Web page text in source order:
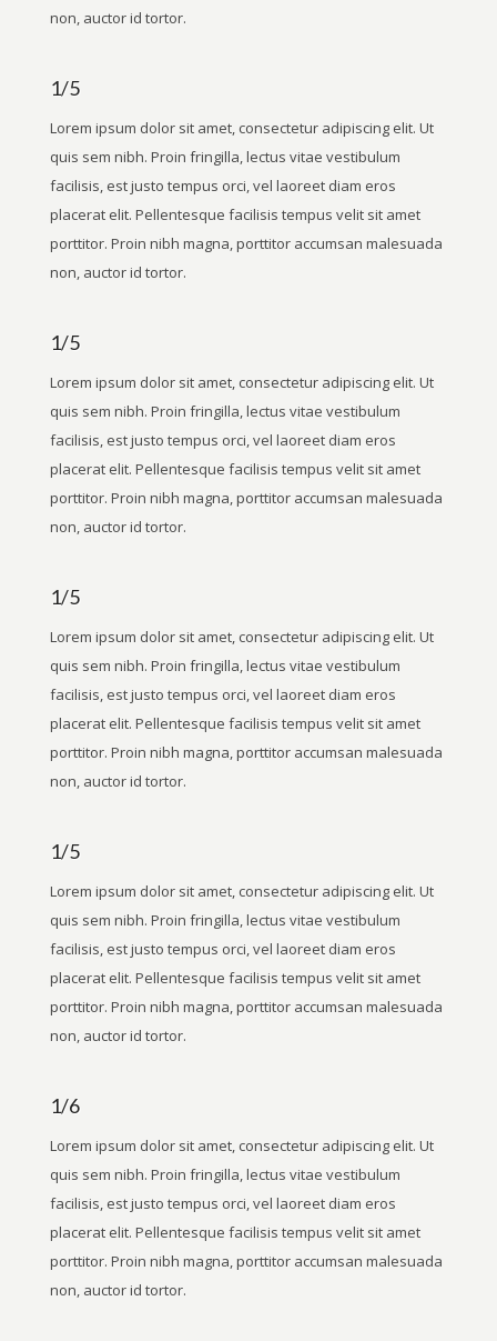
non, auctor id tortor.
1/5
Lorem ipsum dolor sit amet, consectetur adipiscing elit. Ut
quis sem nibh. Proin fringilla, lectus vitae vestibulum
facilisis, est justo tempus orci, vel laoreet diam eros
placerat elit. Pellentesque facilisis tempus velit sit amet
porttitor. Proin nibh magna, porttitor accumsan malesuada
non, auctor id tortor.
1/5
Lorem ipsum dolor sit amet, consectetur adipiscing elit. Ut
quis sem nibh. Proin fringilla, lectus vitae vestibulum
facilisis, est justo tempus orci, vel laoreet diam eros
placerat elit. Pellentesque facilisis tempus velit sit amet
porttitor. Proin nibh magna, porttitor accumsan malesuada
non, auctor id tortor.
1/5
Lorem ipsum dolor sit amet, consectetur adipiscing elit. Ut
quis sem nibh. Proin fringilla, lectus vitae vestibulum
facilisis, est justo tempus orci, vel laoreet diam eros
placerat elit. Pellentesque facilisis tempus velit sit amet
porttitor. Proin nibh magna, porttitor accumsan malesuada
non, auctor id tortor.
1/5
Lorem ipsum dolor sit amet, consectetur adipiscing elit. Ut
quis sem nibh. Proin fringilla, lectus vitae vestibulum
facilisis, est justo tempus orci, vel laoreet diam eros
placerat elit. Pellentesque facilisis tempus velit sit amet
porttitor. Proin nibh magna, porttitor accumsan malesuada
non, auctor id tortor.
1/6
Lorem ipsum dolor sit amet, consectetur adipiscing elit. Ut
quis sem nibh. Proin fringilla, lectus vitae vestibulum
facilisis, est justo tempus orci, vel laoreet diam eros
placerat elit. Pellentesque facilisis tempus velit sit amet
porttitor. Proin nibh magna, porttitor accumsan malesuada
non, auctor id tortor.